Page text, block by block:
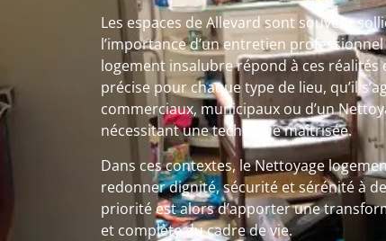
Les espaces de Allevard sont souvent
l’importance d’un entretien
logement insalubre répond à ces
précise pour chaque type de lieu, qu’il
commerciaux, municipaux ou d’un
nécessitant une technique maîtrisée.
Dans ces contextes, le Nettoyage
redonner dignité, sécurité et sérénité à
priorité est alors d’apporter une
et complète du cadre de vie.